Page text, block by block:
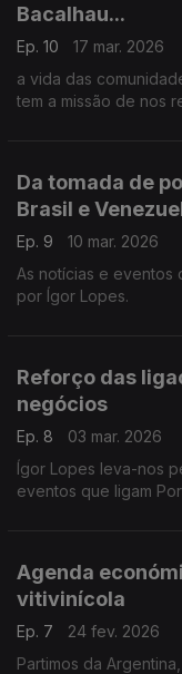
Bacalhau...
Ep. 10
17 mar. 2026
a vida das
tem a missão de nos
Da tomada de
Brasil e
Ep. 9
10 mar. 2026
As notícias e eventos
por Ígor Lopes.
Reforço das
negócios
Ep. 8
03 mar. 2026
Ígor Lopes leva-nos
eventos que ligam
Agenda
vitivinícola
Ep. 7
24 fev. 2026
Partimos da